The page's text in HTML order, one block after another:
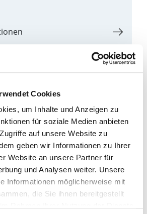
Cookies
um Inhalte und Anzeigen zu
für soziale Medien anbieten
auf unsere Website zu
geben wir Informationen zu Ihrer
Website an unsere Partner für
und Analysen weiter. Unsere
Informationen möglicherweise mit
die Sie ihnen bereitgestellt